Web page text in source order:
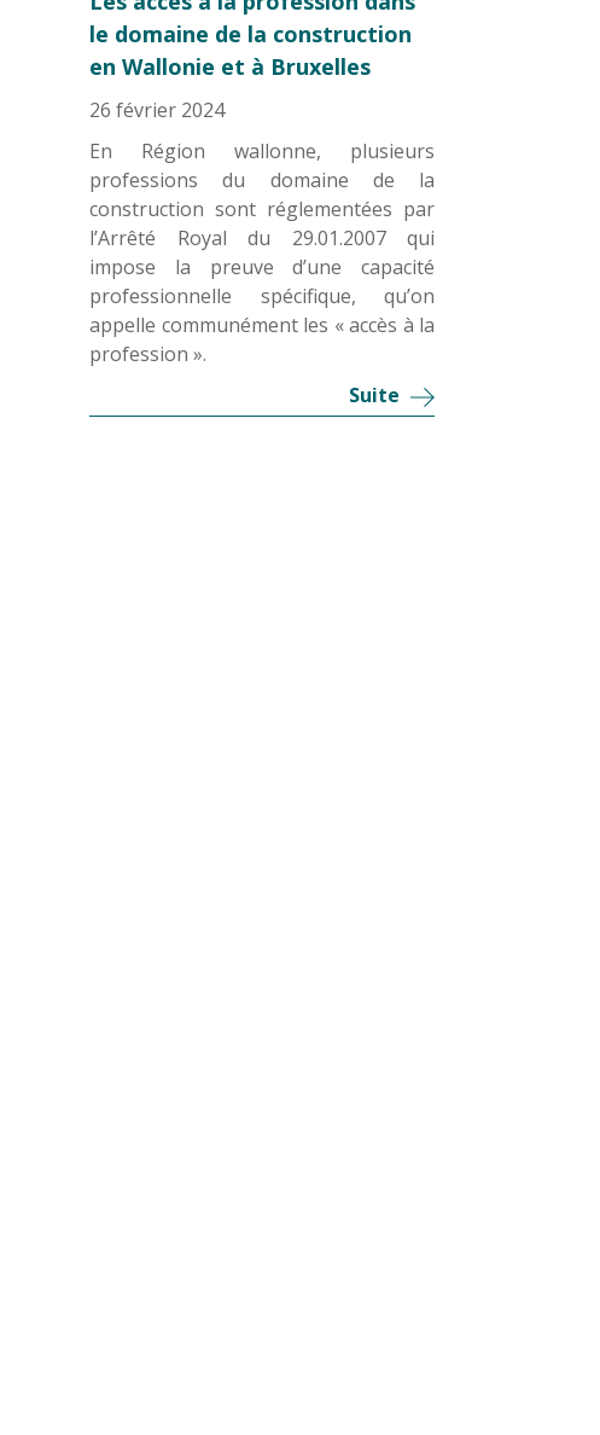
le domaine de la construction
en Wallonie et à Bruxelles
26 février 2024
En Région wallonne, plusieurs
professions du domaine de la
construction sont réglementées par
l’Arrêté Royal du 29.01.2007 qui
impose la preuve d’une capacité
professionnelle spécifique, qu’on
appelle communément les « accès à la
profession ».
Suite